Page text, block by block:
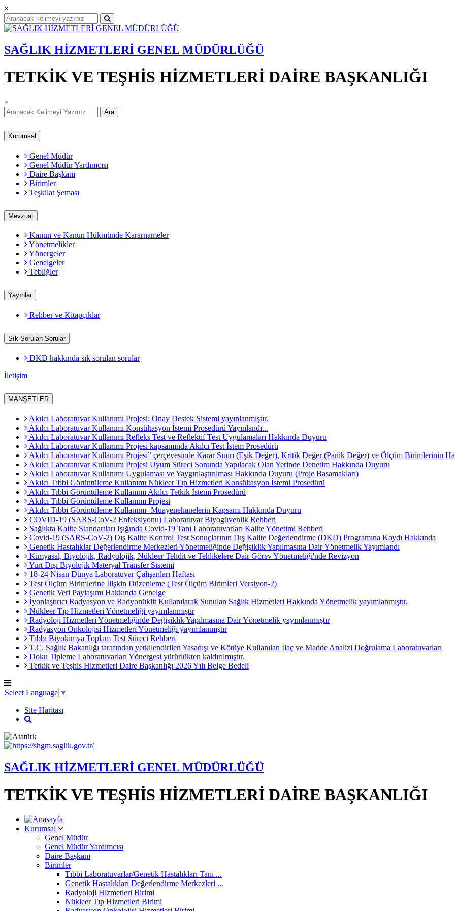
×
SAĞLIK HİZMETLERİ GENEL MÜDÜRLÜĞÜ
TETKİK VE TEŞHİS HİZMETLERİ DAİRE BAŞKANLIĞI
×
Ara
Kurumsal
Genel Müdür
Genel Müdür Yardımcısı
Daire Başkanı
Birimler
Teşkilat Şeması
Mevzuat
Kanun ve Kanun Hükmünde Kararnameler
Yönetmelikler
Yönergeler
Genelgeler
Tebliğler
Yayınlar
Rehber ve Kitapçıklar
Sık Sorulan Sorular
DKD hakkında sık sorulan sorular
İletişim
MANŞETLER
Akılcı Laboratuvar Kullanımı Projesi; Onay Destek Sistemi yayınlanmıştır.
Akılcı Laboratuvar Kullanımı Konsültasyon İstemi Prosedürü Yayınlandı...
Akılcı Laboratuvar Kullanımı Refleks Test ve Reflektif Test Uygulamaları Hakkında Duyuru
Akılcı Laboratuvar Kullanımı Projesi kapsamında Akılcı Test İstem Prosedürü
Akılcı Laboratuvar Kullanımı Projesi” çerçevesinde Karar Sınırı (Eşik Değer), Kritik Değer (Panik Değer) ve Ölçüm Birimlerinin
Akılcı Laboratuvar Kullanımı Projesi Uyum Süreci Sonunda Yapılacak Olan Yerinde Denetim Hakkında Duyuru
Akılcı Laboratuvar Kullanımı Uygulaması ve Yaygınlaştırılması Hakkında Duyuru (Proje Basamakları)
Akılcı Tıbbi Görüntüleme Kullanımı Nükleer Tıp Hizmetleri Konsültasyon İstemi Prosedürü
Akılcı Tıbbi Görüntüleme Kullanımı Akılcı Tetkik İstemi Prosedürü
Akılcı Tıbbi Görüntüleme Kullanımı Projesi
Akılcı Tıbbi Görüntüleme Kullanımı- Muayenehanelerin Kapsamı Hakkında Duyuru
COVID-19 (SARS-CoV-2 Enfeksiyonu) Laboratuvar Biyogüvenlik Rehberi
Sağlıkta Kalite Standartları Işığında Covid-19 Tanı Laboratuvarları Kalite Yönetimi Rehberi
Covid-19 (SARS-CoV-2) Dış Kalite Kontrol Test Sonuçlarının Dış Kalite Değerlendirme (DKD) Programına Kaydı Hakkında
Genetik Hastalıklar Değerlendirme Merkezleri Yönetmeliğinde Değişiklik Yapılmasına Dair Yönetmelik Yayımlandı
Kimyasal, Biyolojik, Radyolojik, Nükleer Tehdit ve Tehlikelere Dair Görev Yönetmeliği'nde Revizyon
Yurt Dışı Biyolojik Materyal Transfer Sistemi
18-24 Nisan Dünya Laboratuvar Çalışanları Haftası
Test Ölçüm Birimlerine İlişkin Düzenleme (Test Ölçüm Birimleri Versiyon-2)
Genetik Veri Paylaşımı Hakkında Genelge
İyonlaştırıcı Radyasyon ve Radyonüklit Kullanılarak Sunulan Sağlık Hizmetleri Hakkında Yönetmelik yayımlanmıştır.
Nükleer Tıp Hizmetleri Yönetmeliği yayımlanmıştır
Radyoloji Hizmetleri Yönetmeliğinde Değişiklik Yapılmasına Dair Yönetmelik yayımlanmıştır
Radyasyon Onkolojisi Hizmetleri Yönetmeliği yayımlanmıştır
Tıbbi Biyokimya Toplam Test Süreci Rehberi
T.C. Sağlık Bakanlığı tarafından yetkilendirilen Yasadışı ve Kötüye Kullanılan İlaç ve Madde Analizi Doğrulama Laboratuvarları
Doku Tipleme Laboratuvarları Yönergesi yürürlükten kaldırılmıştır.
Tetkik ve Teşhis Hizmetleri Daire Başkanlığı 2026 Yılı Belge Bedeli
Select Language ▼
Site Haritası
SAĞLIK HİZMETLERİ GENEL MÜDÜRLÜĞÜ
TETKİK VE TEŞHİS HİZMETLERİ DAİRE BAŞKANLIĞI
Kurumsal
Genel Müdür
Genel Müdür Yardımcısı
Daire Başkanı
Birimler
Tıbbi Laboratuvarlar/Genetik Hastalıkları Tanı ...
Genetik Hastalıkları Değerlendirme Merkezleri ...
Radyoloji Hizmetleri Birimi
Nükleer Tıp Hizmetleri Birimi